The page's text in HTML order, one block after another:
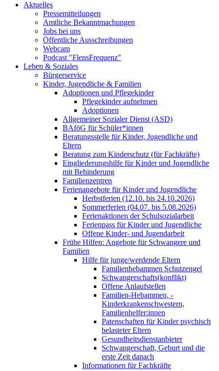
Aktuelles
Pressemitteilungen
Amtliche Bekanntmachungen
Jobs bei uns
Öffentliche Ausschreibungen
Webcam
Podcast "FlensFrequenz"
Leben & Soziales
Bürgerservice
Kinder, Jugendliche & Familien
Adoptionen und Pflegekinder
Pflegekinder aufnehmen
Adoptionen
Allgemeiner Sozialer Dienst (ASD)
BAföG für Schüler*innen
Beratungsstelle für Kinder, Jugendliche und
Eltern
Beratung zum Kinderschutz (für Fachkräfte)
Eingliederungshilfe für Kinder und Jugendliche
mit Behinderung
Familienzentren
Ferienangebote für Kinder und Jugendliche
Herbstferien (12.10. bis 24.10.2026)
Sommerferien (04.07. bis 5.08.2026)
Ferienaktionen der Schulsozialarbeit
Ferienpass für Kinder und Jugendliche
Offene Kinder- und Jugendarbeit
Frühe Hilfen: Angebote für Schwangere und
Familien
Hilfe für junge/werdende Eltern
Familienhebammen Schutzengel
Schwangerschafts(konflikt)
Offene Anlaufstellen
Familien-Hebammen, -
Kinderkrankenschwestern,
Familienhelfer:innen
Patenschaften für Kinder psychisch
belasteter Eltern
Gesundheitsdienstanbieter
Schwangerschaft, Geburt und die
erste Zeit danach
Informationen für Fachkräfte